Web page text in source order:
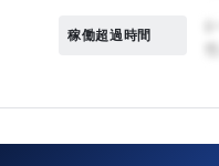
稼働超過時間